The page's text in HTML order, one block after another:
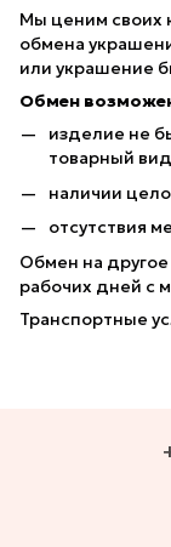
Мы ценим своих
обмена
или украшение
Обмен
изделие не
товарный
наличии
отсутствия
Обмен на
рабочих дней с
Транспортные